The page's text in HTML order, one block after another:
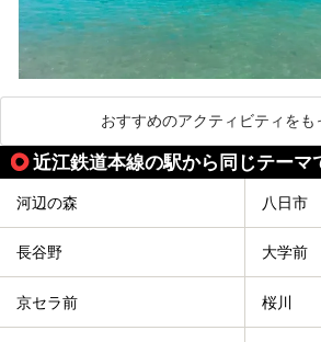
おすすめのアクティビティをも
近江鉄道本線の駅から同じテーマ
河辺の森 八日市
長谷野 大学前
京セラ前 桜川